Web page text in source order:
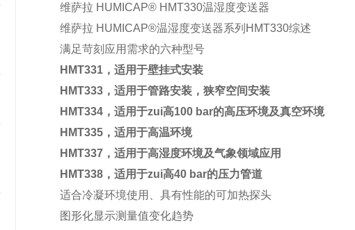
维萨拉 HUMICAP® HMT330温湿度变送器
维萨拉 HUMICAP®温湿度变送器系列HMT330综述
满足苛刻应用需求的六种型号
HMT331，适用于壁挂式安装
HMT333，适用于管路安装，狭窄空间安装
HMT334，适用于zui高100 bar的高压环境及真空环境
HMT335，适用于高温环境
HMT337，适用于高湿度环境及气象领域应用
HMT338，适用于zui高40 bar的压力管道
适合冷凝环境使用、具有性能的可加热探头
图形化显示测量值变化趋势